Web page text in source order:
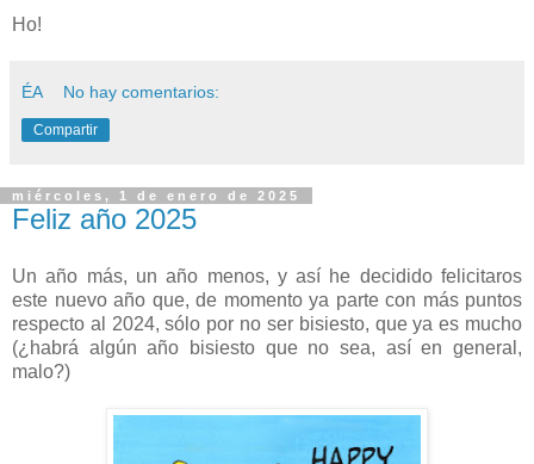
Ho!
ÉA No hay comentarios:
Compartir
miércoles, 1 de enero de 2025
Feliz año 2025
Un año más, un año menos, y así he decidido felicitaros
este nuevo año que, de momento ya parte con más puntos
respecto al 2024, sólo por no ser bisiesto, que ya es mucho
(¿habrá algún año bisiesto que no sea, así en general,
malo?)